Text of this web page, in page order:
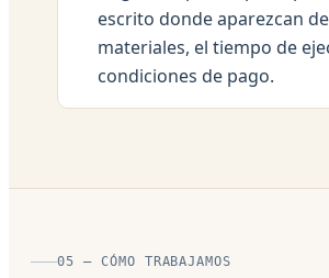
escrito donde aparezcan
materiales, el tiempo de
condiciones de pago.
05 — CÓMO TRABAJAMOS